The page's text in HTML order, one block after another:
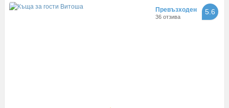
Превъзходен
36 отзива
5.6